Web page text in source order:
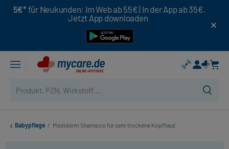
5€* für Neukunden: Im Web ab 55€ | In der App ab 35€.
Jetzt App downloaden
Babypflege / Mediderm Shampoo für sehr trockene Kopfhaut